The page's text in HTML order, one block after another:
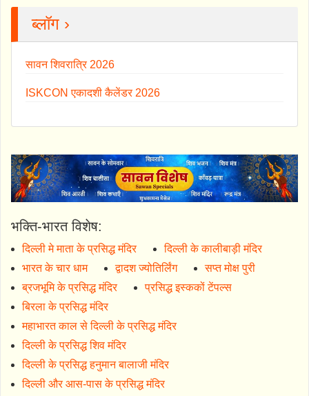
ब्लॉग ›
सावन शिवरात्रि 2026
ISKCON एकादशी कैलेंडर 2026
भक्ति-भारत विशेष:
दिल्ली मे माता के प्रसिद्ध मंदिर
दिल्ली के कालीबाड़ी मंदिर
भारत के चार धाम
द्वादश ज्योतिर्लिंग
सप्त मोक्ष पुरी
ब्रजभूमि के प्रसिद्ध मंदिर
प्रसिद्ध इस्ककों टेंपल्स
बिरला के प्रसिद्ध मंदिर
महाभारत काल से दिल्ली के प्रसिद्ध मंदिर
दिल्ली के प्रसिद्ध शिव मंदिर
दिल्ली के प्रसिद्ध हनुमान बालाजी मंदिर
दिल्ली और आस-पास के प्रसिद्ध मंदिर